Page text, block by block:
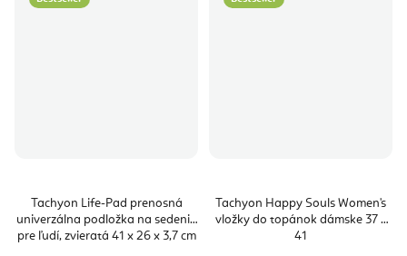
Tachyon Life-Pad prenosná
univerzálna podložka na sedenie
pre ľudí, zvieratá 41 x 26 x 3,7 cm
Tachyon Happy Souls Women's
vložky do topánok dámske 37 –
41